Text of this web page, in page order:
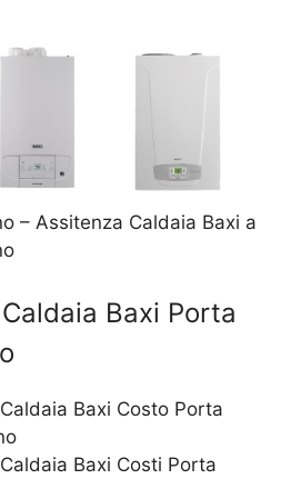
– Assitenza Caldaia Baxi a
Caldaia Baxi Porta
Baxi Costo Porta
Baxi Costi Porta